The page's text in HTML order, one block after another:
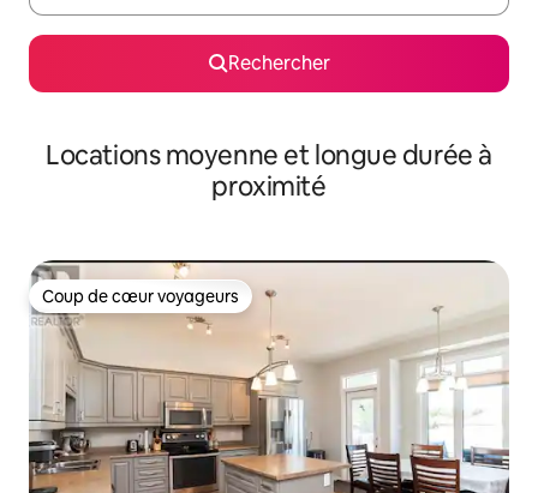
Rechercher
Locations moyenne et longue durée à
proximité
Coup de cœur voyageurs
Coup de cœur voyageurs